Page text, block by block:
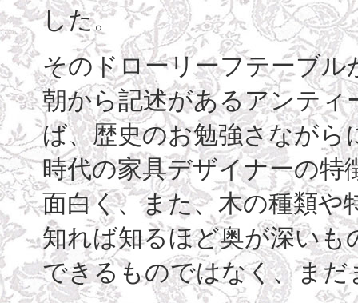
した。
そのドローリーフテーブ
朝から記述があるアンテ
ば、歴史のお勉強さながら
時代の家具デザイナーの特
面白く、また、木の種類や
知れば知るほど奥が深い
できるものではなく、ま